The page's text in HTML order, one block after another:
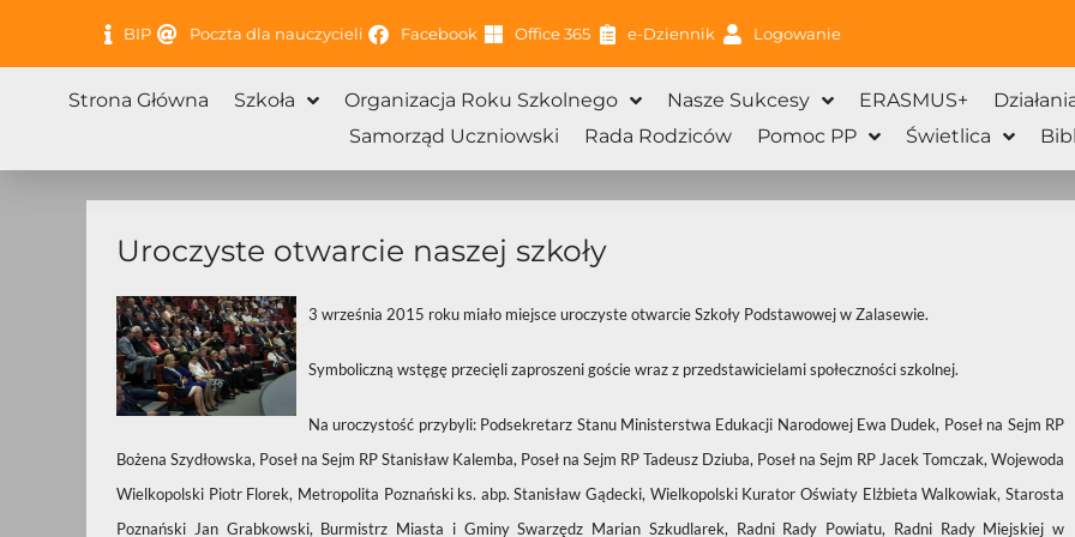
BIP Poczta dla nauczycieli Facebook Office 365 e-Dziennik Logowanie
Strona Główna Szkoła Organizacja Roku Szkolnego Nasze Sukcesy ERASMUS+
Samorząd Uczniowski
Rada Rodziców Pomoc PP Świetlica
Uroczyste otwarcie naszej szkoły
3 września 2015 roku miało miejsce uroczyste otwarcie Szkoły Podstawowej w Zalasewie.
Symboliczną wstęgę przecięli zaproszeni goście wraz z przedstawicielami społeczności szkolnej.
Na uroczystość przybyli: Podsekretarz Stanu Ministerstwa Edukacji Narodowej Ewa Dudek, Poseł na Sejm RP
Bożena Szydłowska, Poseł na Sejm RP Stanisław Kalemba, Poseł na Sejm RP Tadeusz Dziuba, Poseł na Sejm RP Jacek Tomczak, Wojewoda
Wielkopolski Piotr Florek, Metropolita Poznański ks. abp. Stanisław Gądecki, Wielkopolski Kurator Oświaty Elżbieta Walkowiak, Starosta
Poznański Jan Grabkowski, Burmistrz Miasta i Gminy Swarzędz Marian Szkudlarek, Radni Rady Powiatu, Radni Rady Miejskiej w